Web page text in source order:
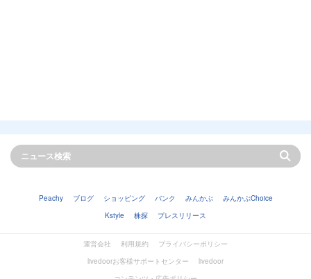
Peachy ブログ ショッピング バンク みんかぶ
みんかぶChoice
Kstyle
株探 プレスリリース
運営会社 利用規約
プライバシーポリシー
livedoorお客様サポートセンター
livedoor